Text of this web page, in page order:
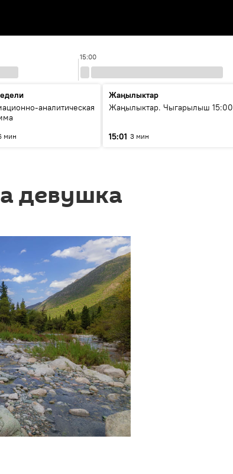
15:00
аналитическая
мин
Жаңылыктар
Жаңылыктар. Чыгарылыш 15:00
15:01 3 мин
девушка